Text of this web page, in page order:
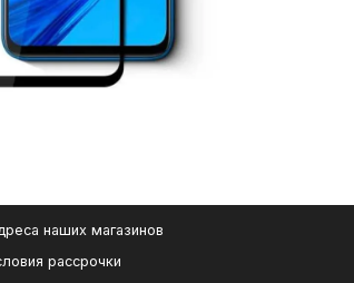
наших магазинов
рассрочки